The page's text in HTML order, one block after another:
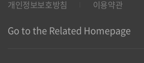
개인정보보호방침 이용약관
Go to the Related Homepage